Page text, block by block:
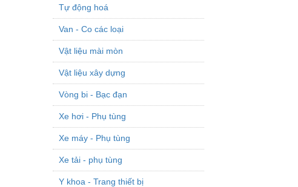
Tự động hoá
Van - Co các loại
Vật liệu mài mòn
Vật liệu xây dựng
Vòng bi - Bạc đạn
Xe hơi - Phụ tùng
Xe máy - Phụ tùng
Xe tải - phụ tùng
Y khoa - Trang thiết bị